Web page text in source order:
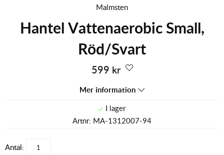
Malmsten
Hantel Vattenaerobic Small,
Röd/Svart
599 kr
Mer information
Artnr: MA-1312007-94
Antal: